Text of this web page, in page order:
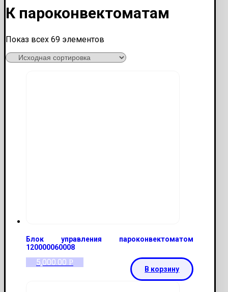
К пароконвектоматам
Показ всех 69 элементов
Блок управления пароконвектоматом
120000060008
5,000.00 Р
В корзину